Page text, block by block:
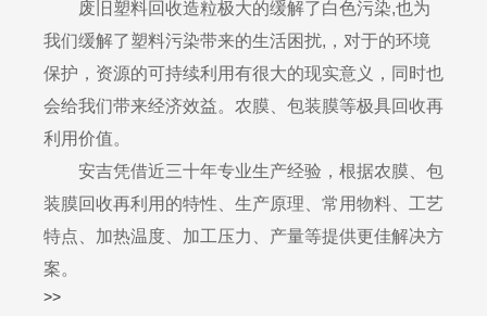
废旧塑料回收造粒极大的缓解了白色污染,也为
我们缓解了塑料污染带来的生活困扰,，对于的环境
保护，资源的可持续利用有很大的现实意义，同时也
会给我们带来经济效益。农膜、包装膜等极具回收再
利用价值。
安吉凭借近三十年专业生产经验，根据农膜、包
装膜回收再利用的特性、生产原理、常用物料、工艺
特点、加热温度、加工压力、产量等提供更佳解决方
案。
>>